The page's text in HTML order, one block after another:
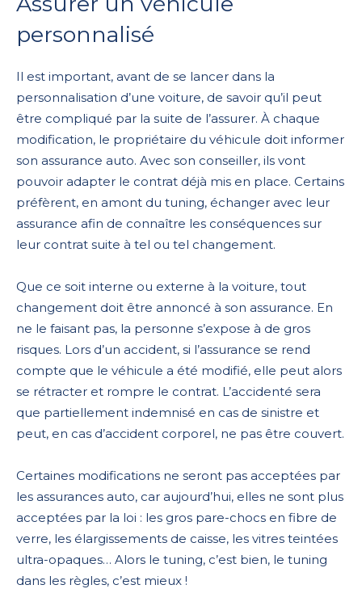
personnalisé
Il est important, avant de se lancer dans la
personnalisation d’une voiture, de savoir qu’il peut
être compliqué par la suite de l’assurer. À chaque
modification, le propriétaire du véhicule doit informer
son assurance auto. Avec son conseiller, ils vont
pouvoir adapter le contrat déjà mis en place. Certains
préfèrent, en amont du tuning, échanger avec leur
assurance afin de connaître les conséquences sur
leur contrat suite à tel ou tel changement.
Que ce soit interne ou externe à la voiture, tout
changement doit être annoncé à son assurance. En
ne le faisant pas, la personne s’expose à de gros
risques. Lors d’un accident, si l’assurance se rend
compte que le véhicule a été modifié, elle peut alors
se rétracter et rompre le contrat. L’accidenté sera
que partiellement indemnisé en cas de sinistre et
peut, en cas d’accident corporel, ne pas être couvert.
Certaines modifications ne seront pas acceptées par
les assurances auto, car aujourd’hui, elles ne sont plus
acceptées par la loi : les gros pare-chocs en fibre de
verre, les élargissements de caisse, les vitres teintées
ultra-opaques… Alors le tuning, c’est bien, le tuning
dans les règles, c’est mieux !